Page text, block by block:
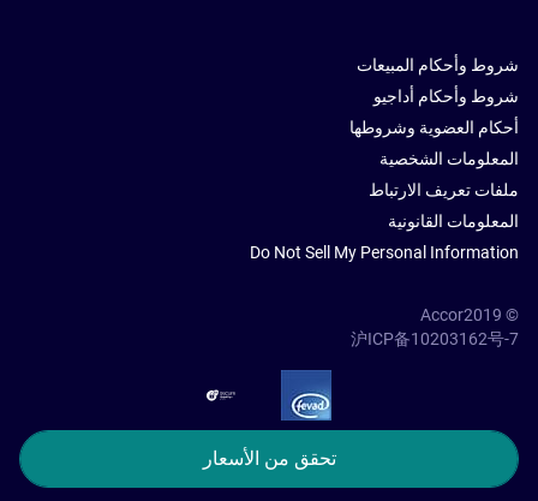
تحقق من الأسعار
شروط وأحكام المبيعات
شروط وأحكام أداجيو
أحكام العضوية وشروطها
المعلومات الشخصية
ملفات تعريف الارتباط
المعلومات القانونية
Do Not Sell My Personal Information
© Accor2019
沪ICP备10203162号-7